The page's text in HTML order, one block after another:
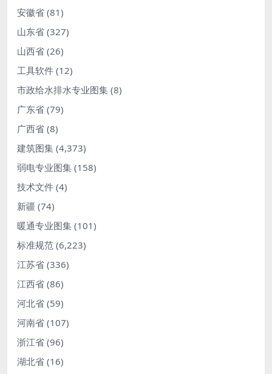
安徽省 (81)
山东省 (327)
山西省 (26)
工具软件 (12)
市政给水排水专业图集 (8)
广东省 (79)
广西省 (8)
建筑图集 (4,373)
弱电专业图集 (158)
技术文件 (4)
新疆 (74)
暖通专业图集 (101)
标准规范 (6,223)
江苏省 (336)
江西省 (86)
河北省 (59)
河南省 (107)
浙江省 (96)
湖北省 (16)